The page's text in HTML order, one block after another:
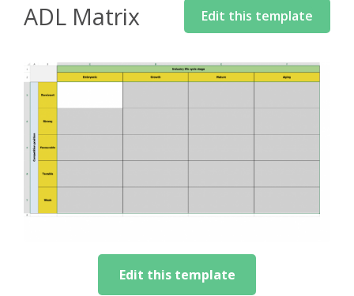
ADL Matrix Edit this template
Edit this template